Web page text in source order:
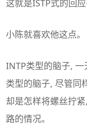
这就是ISTP式的回
小陈就喜欢他这点。
INTP类型的脑子,
类型的脑子, 尽管同
却是怎样将螺丝拧
路的情况。